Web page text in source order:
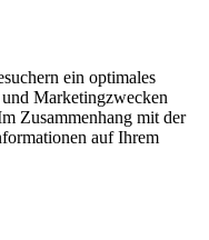
ein optimales
Marketingzwecken
Zusammenhang mit der
auf Ihrem